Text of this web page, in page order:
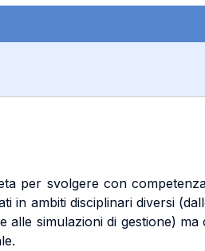
per svolgere con
ambiti disciplinari diversi
alle simulazioni di gestione)